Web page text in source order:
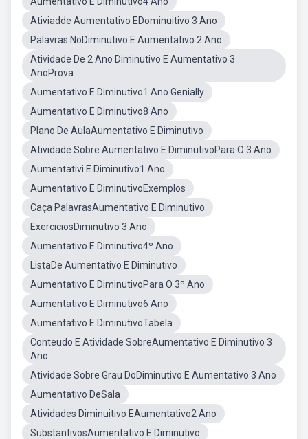
Ativiadde Aumentativo EDominuitivo 3 Ano
Palavras NoDiminutivo E Aumentativo 2 Ano
Atividade De 2 Ano Diminutivo E Aumentativo 3
AnoProva
Aumentativo E Diminutivo1 Ano Genially
Aumentativo E Diminutivo8 Ano
Plano De AulaAumentativo E Diminutivo
Atividade Sobre Aumentativo E DiminutivoPara O 3 Ano
Aumentativi E Diminutivo1 Ano
Aumentativo E DiminutivoExemplos
Caça PalavrasAumentativo E Diminutivo
ExerciciosDiminutivo 3 Ano
Aumentativo E Diminutivo4º Ano
ListaDe Aumentativo E Diminutivo
Aumentativo E DiminutivoPara O 3º Ano
Aumentativo E Diminutivo6 Ano
Aumentativo E DiminutivoTabela
Conteudo E Atividade SobreAumentativo E Diminutivo 3
Ano
Atividade Sobre Grau DoDiminutivo E Aumentativo 3 Ano
Aumentativo DeSala
Atividades Diminuitivo EAumentativo2 Ano
SubstantivosAumentativo E Diminutivo